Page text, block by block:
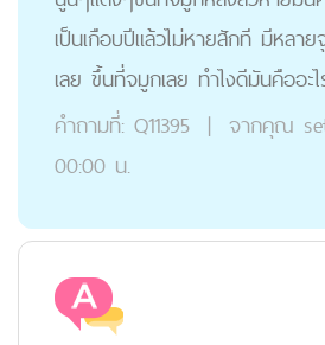
เป็นเกือบปีแล้วไม่หายสักที มีหลา
เลย ขึ้นที่จมูกเลย ทำไงดีมันคืออะ
คำถามที่: Q11395 | จากคุณ
00:00 น.